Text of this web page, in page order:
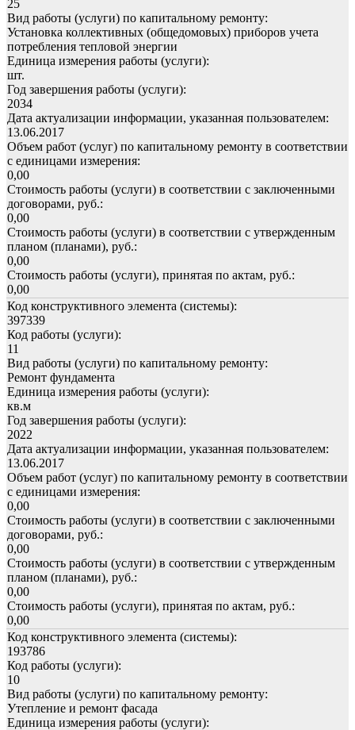
25
Вид работы (услуги) по капитальному ремонту:
Установка коллективных (общедомовых) приборов учета
потребления тепловой энергии
Единица измерения работы (услуги):
шт.
Год завершения работы (услуги):
2034
Дата актуализации информации, указанная пользователем:
13.06.2017
Объем работ (услуг) по капитальному ремонту в соответствии
с единицами измерения:
0,00
Стоимость работы (услуги) в соответствии с заключенными
договорами, руб.:
0,00
Стоимость работы (услуги) в соответствии с утвержденным
планом (планами), руб.:
0,00
Стоимость работы (услуги), принятая по актам, руб.:
0,00
Код конструктивного элемента (системы):
397339
Код работы (услуги):
11
Вид работы (услуги) по капитальному ремонту:
Ремонт фундамента
Единица измерения работы (услуги):
кв.м
Год завершения работы (услуги):
2022
Дата актуализации информации, указанная пользователем:
13.06.2017
Объем работ (услуг) по капитальному ремонту в соответствии
с единицами измерения:
0,00
Стоимость работы (услуги) в соответствии с заключенными
договорами, руб.:
0,00
Стоимость работы (услуги) в соответствии с утвержденным
планом (планами), руб.:
0,00
Стоимость работы (услуги), принятая по актам, руб.:
0,00
Код конструктивного элемента (системы):
193786
Код работы (услуги):
10
Вид работы (услуги) по капитальному ремонту:
Утепление и ремонт фасада
Единица измерения работы (услуги):